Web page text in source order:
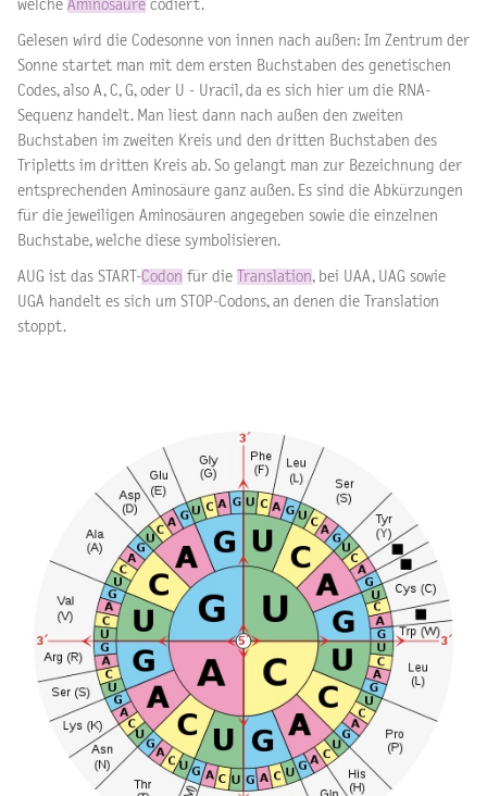
welche Aminosäure codiert.
Gelesen wird die Codesonne von innen nach außen: Im Zentrum der
Sonne startet man mit dem ersten Buchstaben des genetischen
Codes, also A, C, G, oder U - Uracil, da es sich hier um die RNA-
Sequenz handelt. Man liest dann nach außen den zweiten
Buchstaben im zweiten Kreis und den dritten Buchstaben des
Tripletts im dritten Kreis ab. So gelangt man zur Bezeichnung der
entsprechenden Aminosäure ganz außen. Es sind die Abkürzungen
für die jeweiligen Aminosäuren angegeben sowie die einzelnen
Buchstabe, welche diese symbolisieren.
AUG ist das START-Codon für die Translation, bei UAA, UAG sowie
UGA handelt es sich um STOP-Codons, an denen die Translation
stoppt.